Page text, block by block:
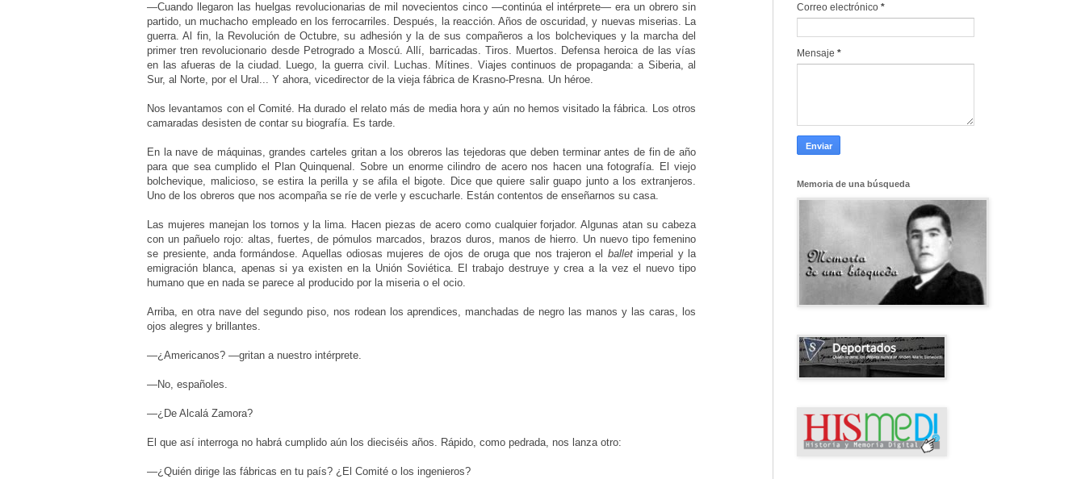
—Cuando llegaron las huelgas revolucionarias de mil novecientos cinco —continúa el intérprete— era un obrero sin
partido, un muchacho empleado en los ferrocarriles. Después, la reacción. Años de oscuridad, y nuevas miserias. La
guerra. Al fin, la Revolución de Octubre, su adhesión y la de sus compañeros a los bolcheviques y la marcha del
primer tren revolucionario desde Petrogrado a Moscú. Allí, barricadas. Tiros. Muertos. Defensa heroica de las vías
en las afueras de la ciudad. Luego, la guerra civil. Luchas. Mítines. Viajes continuos de propaganda: a Siberia, al
Sur, al Norte, por el Ural... Y ahora, vicedirector de la vieja fábrica de Krasno-Presna. Un héroe.
Nos levantamos con el Comité. Ha durado el relato más de media hora y aún no hemos visitado la fábrica. Los otros
camaradas desisten de contar su biografía. Es tarde.
En la nave de máquinas, grandes carteles gritan a los obreros las tejedoras que deben terminar antes de fin de año
para que sea cumplido el Plan Quinquenal. Sobre un enorme cilindro de acero nos hacen una fotografía. El viejo
bolchevique, malicioso, se estira la perilla y se afila el bigote. Dice que quiere salir guapo junto a los extranjeros.
Uno de los obreros que nos acompaña se ríe de verle y escucharle. Están contentos de enseñarnos su casa.
Las mujeres manejan los tornos y la lima. Hacen piezas de acero como cualquier forjador. Algunas atan su cabeza
con un pañuelo rojo: altas, fuertes, de pómulos marcados, brazos duros, manos de hierro. Un nuevo tipo femenino
se presiente, anda formándose. Aquellas odiosas mujeres de ojos de oruga que nos trajeron el balletimperial y la
emigración blanca, apenas si ya existen en la Unión Soviética. El trabajo destruye y crea a la vez el nuevo tipo
humano que en nada se parece al producido por la miseria o el ocio.
Arriba, en otra nave del segundo piso, nos rodean los aprendices, manchadas de negro las manos y las caras, los
ojos alegres y brillantes.
—¿Americanos? —gritan a nuestro intérprete.
—No, españoles.
—¿De Alcalá Zamora?
El que así interroga no habrá cumplido aún los dieciséis años. Rápido, como pedrada, nos lanza otro:
—¿Quién dirige las fábricas en tu país? ¿El Comité o los ingenieros?
Correo electrónico *
Mensaje *
Memoria de una búsqueda